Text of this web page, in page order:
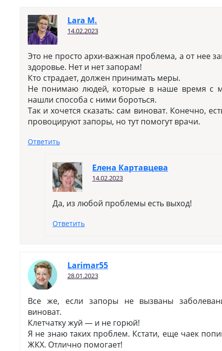
Lara M.
14.02.2023
Это не просто архи-важная проблема, а от нее
здоровье. Нет и нет запорам!
Кто страдает, должен принимать меры.
Не понимаю людей, которые в наше время с
нашли способа с ними бороться.
Так и хочется сказать: сам виноват. Конечно,
провоцируют запоры, но тут помогут врачи.
Ответить
Елена Картавцева
14.02.2023
Да, из любой проблемы есть выход!
Ответить
Larimar55
28.01.2023
Все же, если запоры не вызваны
виноват.
Клетчатку жуй — и не горюй!
Я не знаю таких проблем. Кстати, еще чаек
ЖКХ. Отлично помогает!